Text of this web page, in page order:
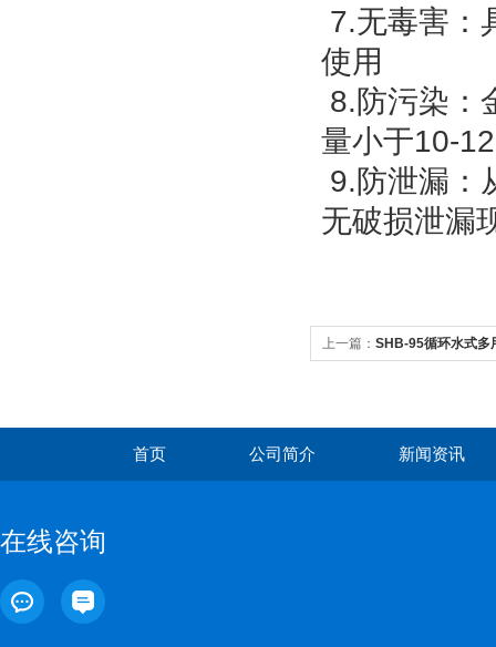
7.无毒害：
使用
8.防污染：
量小于10-
9.防泄漏：
无破损泄漏
上一篇： SHB-95循环水式多
首页 公司简介 新闻资讯
在线咨询